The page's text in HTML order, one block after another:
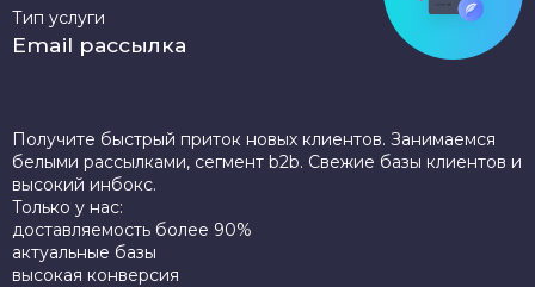
Тип услуги
Email рассылка
Получите быстрый приток новых клиентов. Занимаемся
белыми рассылками, сегмент b2b. Свежие базы клиентов и
высокий инбокс.
Только у нас:
доставляемость более 90%
актуальные базы
высокая конверсия